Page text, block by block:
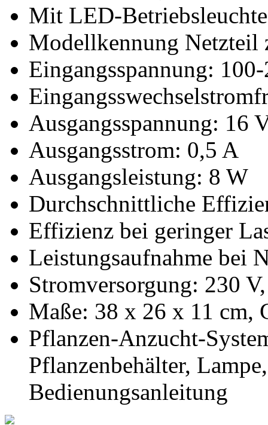
Mit LED-
Modellkennung Netzteil
Eingangsspannung:
Ausgangsspannung: 16
Ausgangsstrom: 0,5 A
Ausgangsleistung: 8 W
Durchschnittliche
Effizienz bei geringer
Leistungsaufnahme bei
Stromversorgung: 230
Maße: 38 x 26 x 11 cm,
Pflanzen-Anzucht-
Pflanzenbehälter,
Bedienungsanleitung